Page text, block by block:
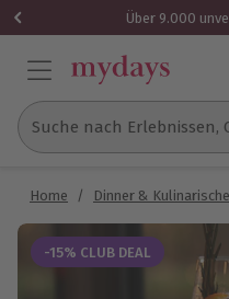
Über 9.000
Suche nach Erlebnissen,
Home / Dinner &
-15% CLUB DEAL